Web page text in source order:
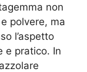
non
polvere, ma
l’aspetto
e pratico. In